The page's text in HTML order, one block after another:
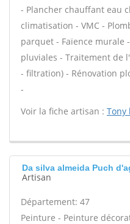
- Plancher chauffant eau
climatisation - VMC -
parquet - Faïence murale
pluviales - Traitement de
- filtration) - Rénovation
-
Voir la fiche artisan : Tony
Da silva almeida Puch
Artisan
Département: 47
Peinture - Peinture